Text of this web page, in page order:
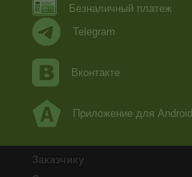
Безналичный платеж
Telegram
Вконтакте
Приложение для Android
Заказчику